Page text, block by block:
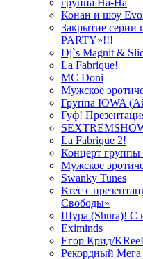
группа На-На
Конан и шоу
Закрытие серии
PARTY»!!!
Dj`s Magnit &
La Fabrique!
MC Doni
Мужское
Группа IOWA
Гуф!
La Fabrique 2!
Концерт группы
Мужское
Swanky Tunes
Krec с
Свободы»
Шура (Shura)! С
Eximinds
Егор Крид/
Рекордный